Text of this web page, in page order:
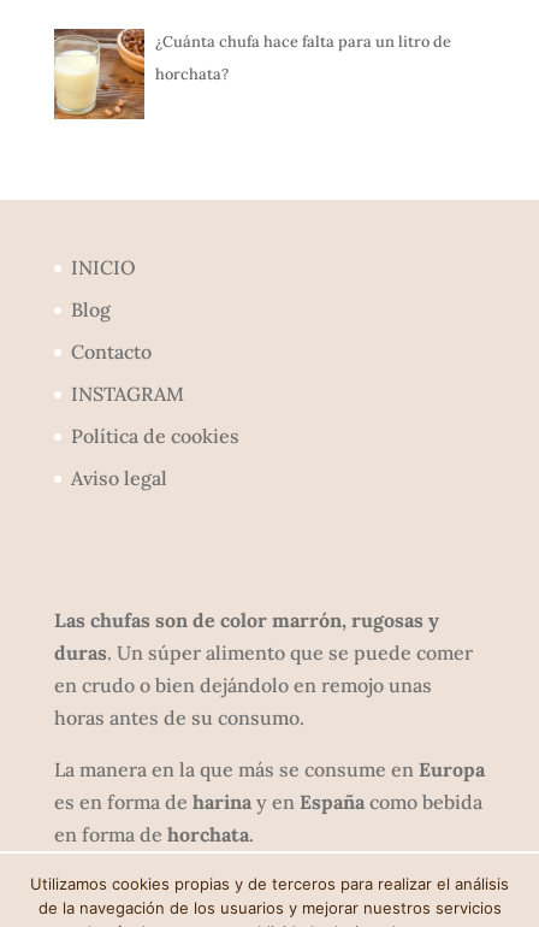
¿Cuánta chufa hace falta para un litro de
horchata?
INICIO
Blog
Contacto
INSTAGRAM
Política de cookies
Aviso legal
Las chufas son de color marrón, rugosas y
duras. Un súper alimento que se puede comer
en crudo o bien dejándolo en remojo unas
horas antes de su consumo.
La manera en la que más se consume en Europa
es en forma de harinay en Españacomo bebida
en forma de horchata.
Utilizamos cookies propias y de terceros para realizar el análisis
de la navegación de los usuarios y mejorar nuestros servicios